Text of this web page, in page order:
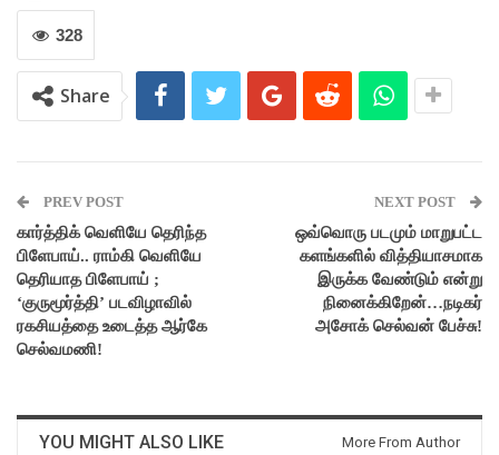
328
Share
PREV POST
கார்த்திக் வெளியே தெரிந்த
பிளேபாய்.. ராம்கி வெளியே
தெரியாத பிளேபாய் ;
‘குருமூர்த்தி’ படவிழாவில்
ரகசியத்தை உடைத்த ஆர்கே
செல்வமணி!
NEXT POST
ஒவ்வொரு படமும் மாறுபட்ட
களங்களில் வித்தியாசமாக
இருக்க வேண்டும் என்று
நினைக்கிறேன்…நடிகர்
அசோக் செல்வன் பேச்சு!
YOU MIGHT ALSO LIKE More From Author